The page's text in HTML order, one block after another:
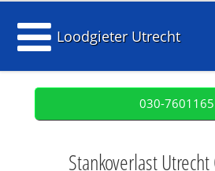
Loodgieter Utrecht
030-7601165
Stankoverlast